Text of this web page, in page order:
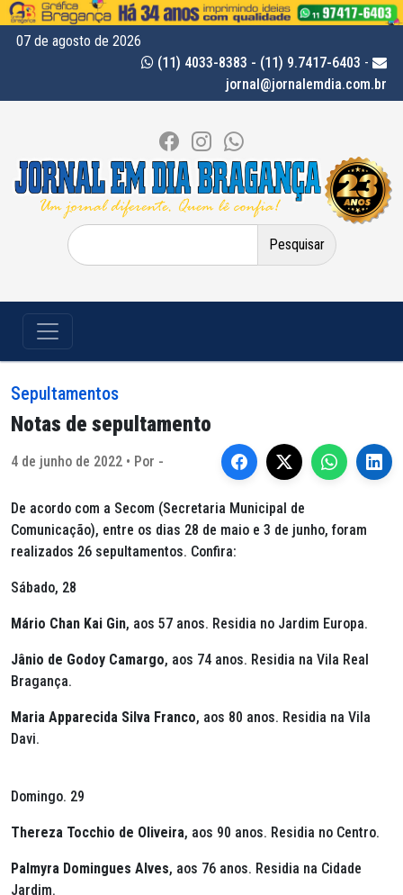
07 de agosto de 2026
(11) 4033-8383 - (11) 9.7417-6403 -
jornal@jornalemdia.com.br
Pesquisar
por:
Sepultamentos
Notas de sepultamento
4 de junho de 2022 • Por -
De acordo com a Secom (Secretaria Municipal de
Comunicação), entre os dias 28 de maio e 3 de junho, foram
realizados 26 sepultamentos. Confira:
Sábado, 28
Mário Chan Kai Gin, aos 57 anos. Residia no Jardim Europa.
Jânio de Godoy Camargo, aos 74 anos. Residia na Vila Real
Bragança.
Maria Apparecida Silva Franco, aos 80 anos. Residia na Vila
Davi.
Domingo. 29
Thereza Tocchio de Oliveira, aos 90 anos. Residia no Centro.
Palmyra Domingues Alves, aos 76 anos. Residia na Cidade
Jardim.